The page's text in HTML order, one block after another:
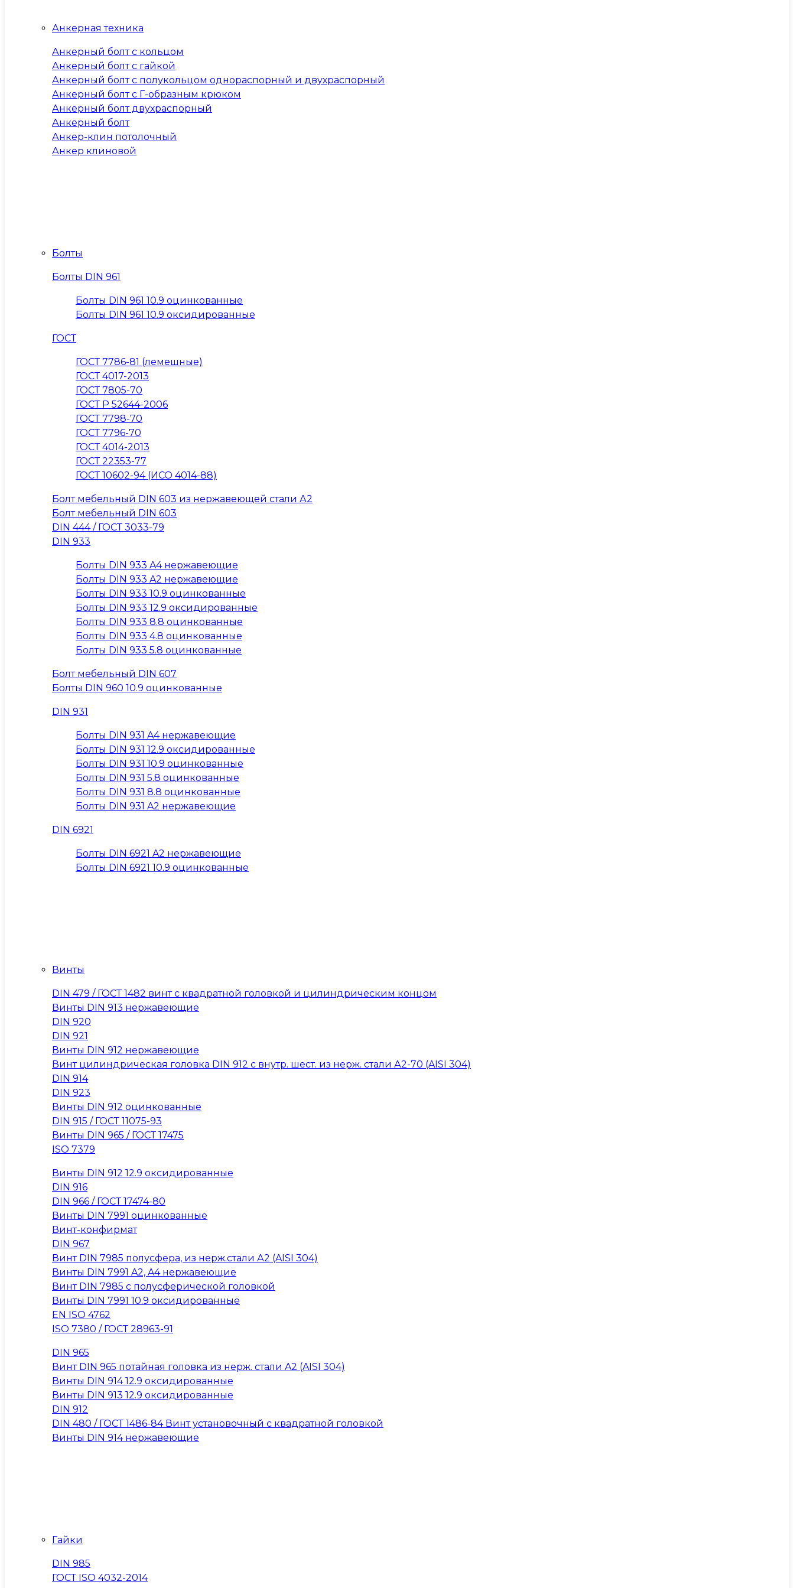
Анкерная техника
Анкерный болт с кольцом
Анкерный болт с гайкой
Анкерный болт с полукольцом однораспорный и двухраспорный
Анкерный болт с Г-образным крюком
Анкерный болт двухраспорный
Анкерный болт
Анкер-клин потолочный
Анкер клиновой
Болты
Болты DIN 961
Болты DIN 961 10.9 оцинкованные
Болты DIN 961 10.9 оксидированные
ГОСТ
ГОСТ 7786-81 (лемешные)
ГОСТ 4017-2013
ГОСТ 7805-70
ГОСТ Р 52644-2006
ГОСТ 7798-70
ГОСТ 7796-70
ГОСТ 4014-2013
ГОСТ 22353-77
ГОСТ 10602-94 (ИСО 4014-88)
Болт мебельный DIN 603 из нержавеющей стали А2
Болт мебельный DIN 603
DIN 444 / ГОСТ 3033-79
DIN 933
Болты DIN 933 A4 нержавеющие
Болты DIN 933 A2 нержавеющие
Болты DIN 933 10.9 оцинкованные
Болты DIN 933 12.9 оксидированные
Болты DIN 933 8.8 оцинкованные
Болты DIN 933 4.8 оцинкованные
Болты DIN 933 5.8 оцинкованные
Болт мебельный DIN 607
Болты DIN 960 10.9 оцинкованные
DIN 931
Болты DIN 931 A4 нержавеющие
Болты DIN 931 12.9 оксидированные
Болты DIN 931 10.9 оцинкованные
Болты DIN 931 5.8 оцинкованные
Болты DIN 931 8.8 оцинкованные
Болты DIN 931 A2 нержавеющие
DIN 6921
Болты DIN 6921 A2 нержавеющие
Болты DIN 6921 10.9 оцинкованные
Винты
DIN 479 / ГОСТ 1482 винт с квадратной головкой и цилиндрическим концом
Винты DIN 913 нержавеющие
DIN 920
DIN 921
Винты DIN 912 нержавеющие
Винт цилиндрическая головка DIN 912 с внутр. шест. из нерж. стали А2-70 (AISI 304)
DIN 914
DIN 923
Винты DIN 912 оцинкованные
DIN 915 / ГОСТ 11075-93
Винты DIN 965 / ГОСТ 17475
ISO 7379
Винты DIN 912 12.9 оксидированные
DIN 916
DIN 966 / ГОСТ 17474-80
Винты DIN 7991 оцинкованные
Винт-конфирмат
DIN 967
Винт DIN 7985 полусфера, из нерж.стали А2 (AISI 304)
Винты DIN 7991 A2, A4 нержавеющие
Винт DIN 7985 с полусферической головкой
Винты DIN 7991 10.9 оксидированные
EN ISO 4762
ISO 7380 / ГОСТ 28963-91
DIN 965
Винт DIN 965 потайная головка из нерж. стали A2 (AISI 304)
Винты DIN 914 12.9 оксидированные
Винты DIN 913 12.9 оксидированные
DIN 912
DIN 480 / ГОСТ 1486-84 Винт установочный с квадратной головкой
Винты DIN 914 нержавеющие
Гайки
DIN 985
ГОСТ ISO 4032-2014